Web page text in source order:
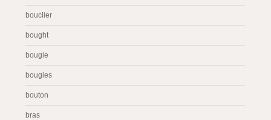
bouclier
bought
bougie
bougies
bouton
bras